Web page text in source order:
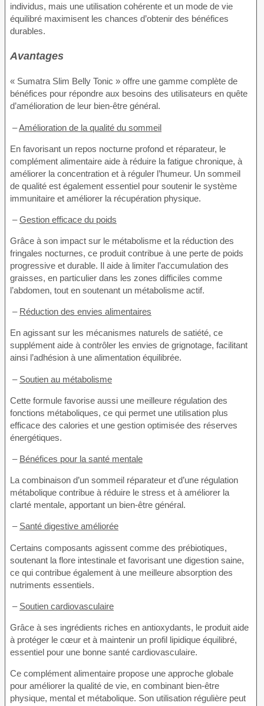
individus, mais une utilisation cohérente et un mode de vie
équilibré maximisent les chances d’obtenir des bénéfices
durables.
Avantages
« Sumatra Slim Belly Tonic » offre une gamme complète de
bénéfices pour répondre aux besoins des utilisateurs en quête
d’amélioration de leur bien-être général.
–Amélioration de la qualité du sommeil
En favorisant un repos nocturne profond et réparateur, le
complément alimentaire aide à réduire la fatigue chronique, à
améliorer la concentration et à réguler l’humeur. Un sommeil
de qualité est également essentiel pour soutenir le système
immunitaire et améliorer la récupération physique.
–Gestion efficace du poids
Grâce à son impact sur le métabolisme et la réduction des
fringales nocturnes, ce produit contribue à une perte de poids
progressive et durable. Il aide à limiter l’accumulation des
graisses, en particulier dans les zones difficiles comme
l’abdomen, tout en soutenant un métabolisme actif.
– Réduction des envies alimentaires
En agissant sur les mécanismes naturels de satiété, ce
supplément aide à contrôler les envies de grignotage, facilitant
ainsi l’adhésion à une alimentation équilibrée.
– Soutien au métabolisme
Cette formule favorise aussi une meilleure régulation des
fonctions métaboliques, ce qui permet une utilisation plus
efficace des calories et une gestion optimisée des réserves
énergétiques.
– Bénéfices pour la santé mentale
La combinaison d’un sommeil réparateur et d’une régulation
métabolique contribue à réduire le stress et à améliorer la
clarté mentale, apportant un bien-être général.
– Santé digestive améliorée
Certains composants agissent comme des prébiotiques,
soutenant la flore intestinale et favorisant une digestion saine,
ce qui contribue également à une meilleure absorption des
nutriments essentiels.
– Soutien cardiovasculaire
Grâce à ses ingrédients riches en antioxydants, le produit aide
à protéger le cœur et à maintenir un profil lipidique équilibré,
essentiel pour une bonne santé cardiovasculaire.
Ce complément alimentaire propose une approche globale
pour améliorer la qualité de vie, en combinant bien-être
physique, mental et métabolique. Son utilisation régulière peut